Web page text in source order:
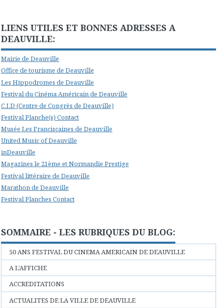
LIENS UTILES ET BONNES ADRESSES A
DEAUVILLE:
Mairie de Deauville
Office de tourisme de Deauville
Les Hippodromes de Deauville
Festival du Cinéma Américain de Deauville
C.I.D (Centre de Congrès de Deauville)
Festival Planche(s) Contact
Musée Les Franciscaines de Deauville
United Music of Deauville
inDeauville
Magazines le 21ème et Normandie Prestige
Festival littéraire de Deauville
Marathon de Deauville
Festival Planches Contact
SOMMAIRE - LES RUBRIQUES DU BLOG:
50 ANS FESTIVAL DU CINEMA AMERICAIN DE DEAUVILLE
A L'AFFICHE
ACCREDITATIONS
ACTUALITES DE LA VILLE DE DEAUVILLE